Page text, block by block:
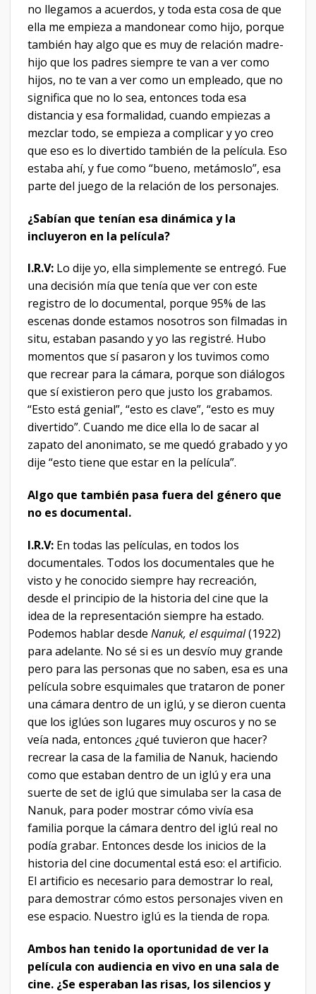
no llegamos a acuerdos, y toda esta cosa de que
ella me empieza a mandonear como hijo, porque
también hay algo que es muy de relación madre-
hijo que los padres siempre te van a ver como
hijos, no te van a ver como un empleado, que no
significa que no lo sea, entonces toda esa
distancia y esa formalidad, cuando empiezas a
mezclar todo, se empieza a complicar y yo creo
que eso es lo divertido también de la película. Eso
estaba ahí, y fue como “bueno, metámoslo”, esa
parte del juego de la relación de los personajes.
¿Sabían que tenían esa dinámica y la
incluyeron en la película?
I.R.V: Lo dije yo, ella simplemente se entregó. Fue
una decisión mía que tenía que ver con este
registro de lo documental, porque 95% de las
escenas donde estamos nosotros son filmadas in
situ, estaban pasando y yo las registré. Hubo
momentos que sí pasaron y los tuvimos como
que recrear para la cámara, porque son diálogos
que sí existieron pero que justo los grabamos.
“Esto está genial”, “esto es clave”, “esto es muy
divertido”. Cuando me dice ella lo de sacar al
zapato del anonimato, se me quedó grabado y yo
dije “esto tiene que estar en la película”.
Algo que también pasa fuera del género que
no es documental.
I.R.V: En todas las películas, en todos los
documentales. Todos los documentales que he
visto y he conocido siempre hay recreación,
desde el principio de la historia del cine que la
idea de la representación siempre ha estado.
Podemos hablar desde Nanuk, el esquimal(1922)
para adelante. No sé si es un desvío muy grande
pero para las personas que no saben, esa es una
película sobre esquimales que trataron de poner
una cámara dentro de un iglú, y se dieron cuenta
que los iglúes son lugares muy oscuros y no se
veía nada, entonces ¿qué tuvieron que hacer?
recrear la casa de la familia de Nanuk, haciendo
como que estaban dentro de un iglú y era una
suerte de set de iglú que simulaba ser la casa de
Nanuk, para poder mostrar cómo vivía esa
familia porque la cámara dentro del iglú real no
podía grabar. Entonces desde los inicios de la
historia del cine documental está eso: el artificio.
El artificio es necesario para demostrar lo real,
para demostrar cómo estos personajes viven en
ese espacio. Nuestro iglú es la tienda de ropa.
Ambos han tenido la oportunidad de ver la
película con audiencia en vivo en una sala de
cine. ¿Se esperaban las risas, los silencios y